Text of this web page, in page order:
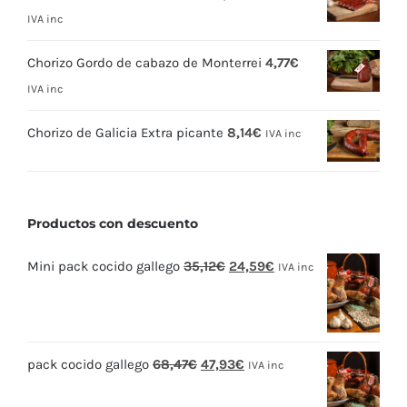
IVA inc
Chorizo Gordo de cabazo de Monterrei 4,77€
IVA inc
Chorizo de Galicia Extra picante 8,14€ IVA inc
Productos con descuento
Mini pack cocido gallego 35,12€ El
35,12€.
24,59€ El
24,59€.
IVA inc
pack cocido gallego 68,47€ El
47,93€ El
IVA inc